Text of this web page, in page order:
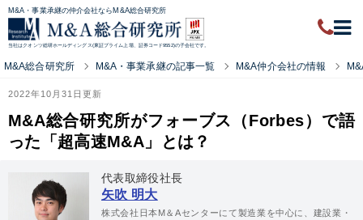
M&A・事業承継の仲介会社ならM&A総合研究所
当社はクオンツ総研ホールディングス(東証プライム上場、証券コード9552)の子会社です。
M&A総合研究所 M&A・事業承継の記事一覧 M&A仲介会社の情報
2022年10月31日更新
M&A総合研究所がフォーブス（Forbes）で語
った「超高速M&A」とは？
代表取締役社長
矢吹 明大
株式会社日本M＆Aセンターにて製造業を中心に、建設業・